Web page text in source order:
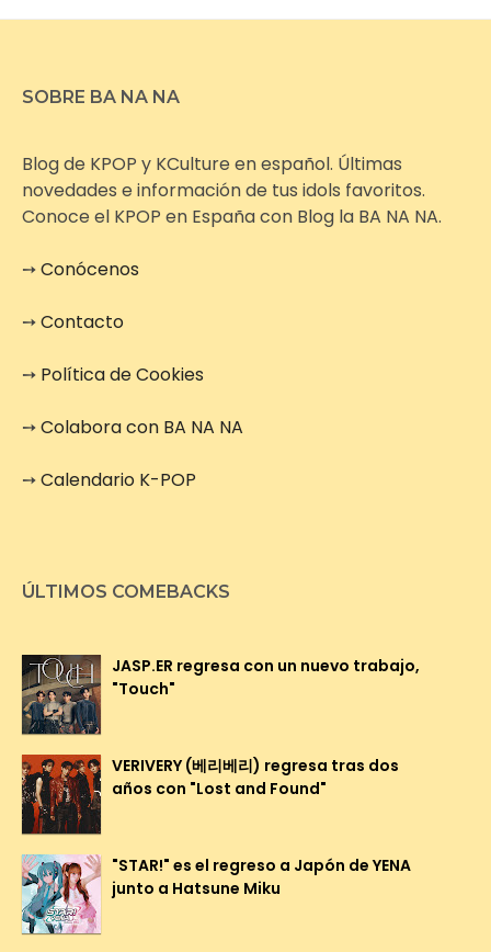
SOBRE BA NA NA
Blog de KPOP y KCulture en español. Últimas
novedades e información de tus idols favoritos.
Conoce el KPOP en España con Blog la BA NA NA.
➙Conócenos
➙Contacto
➙ Política de Cookies
➙Colabora con BA NA NA
➙Calendario K-POP
ÚLTIMOS COMEBACKS
JASP.ER regresa con un nuevo trabajo,
"Touch"
VERIVERY (베리베리) regresa tras dos
años con "Lost and Found"
"STAR!" es el regreso a Japón de YENA
junto a Hatsune Miku